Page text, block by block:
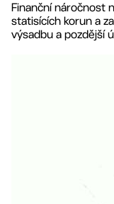
Finanční náročnost
statisících korun a
výsadbu a pozdější